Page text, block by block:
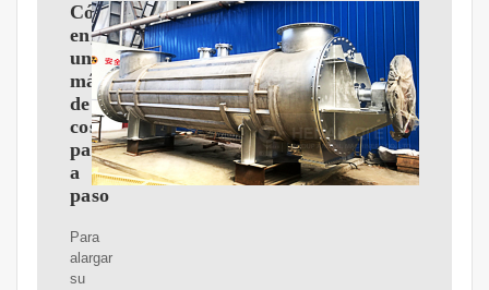
Cómo
engrasar
una
máquina
de
coser
paso
a
paso
Para
alargar
su